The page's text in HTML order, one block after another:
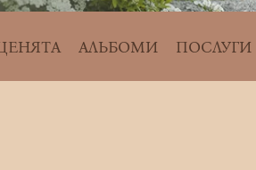
АЛЬБОМИ ПОСЛУГИ